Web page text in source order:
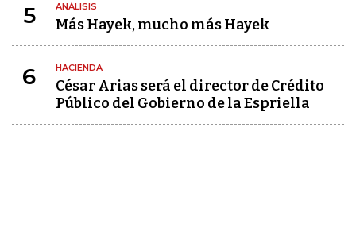
5 ANÁLISIS
Más Hayek, mucho más Hayek
6 HACIENDA
César Arias será el director de Crédito
Público del Gobierno de la Espriella